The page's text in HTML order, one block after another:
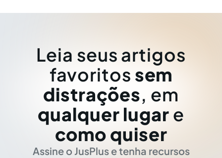
Leia seus artigos
favoritos sem
distrações, em
qualquer lugar e
como quiser
Assine o JusPlus e tenha recursos